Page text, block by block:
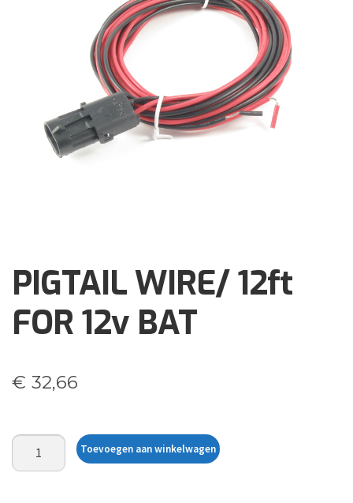
Klantenservice
Contact
PIGTAIL WIRE/ 12ft
FOR 12v BAT
€ 32,66
PIGTAIL
WIRE/
Toevoegen aan winkelwagen